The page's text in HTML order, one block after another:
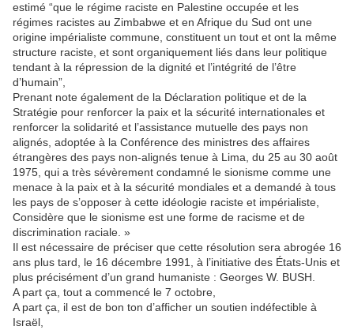
estimé “que le régime raciste en Palestine occupée et les
régimes racistes au Zimbabwe et en Afrique du Sud ont une
origine impérialiste commune, constituent un tout et ont la même
structure raciste, et sont organiquement liés dans leur politique
tendant à la répression de la dignité et l’intégrité de l’être
d’humain”,
Prenant note également de la Déclaration politique et de la
Stratégie pour renforcer la paix et la sécurité internationales et
renforcer la solidarité et l’assistance mutuelle des pays non
alignés, adoptée à la Conférence des ministres des affaires
étrangères des pays non-alignés tenue à Lima, du 25 au 30 août
1975, qui a très sévèrement condamné le sionisme comme une
menace à la paix et à la sécurité mondiales et a demandé à tous
les pays de s’opposer à cette idéologie raciste et impérialiste,
Considère que le sionisme est une forme de racisme et de
discrimination raciale. »
Il est nécessaire de préciser que cette résolution sera abrogée 16
ans plus tard, le 16 décembre 1991, à l’initiative des États-Unis et
plus précisément d’un grand humaniste : Georges W. BUSH.
A part ça, tout a commencé le 7 octobre,
A part ça, il est de bon ton d’afficher un soutien indéfectible à
Israël,